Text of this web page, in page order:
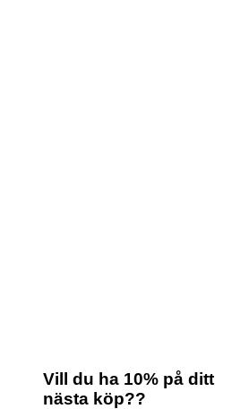
Vill du ha 10% på ditt
nästa köp??